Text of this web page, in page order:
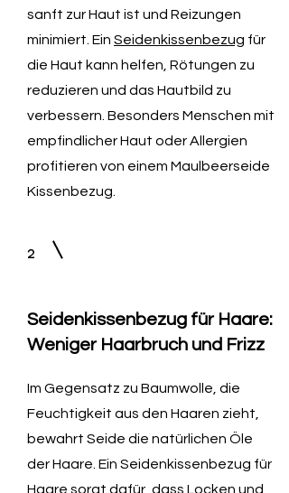
sanft zur Haut ist und Reizungen
minimiert. Ein Seidenkissenbezug für
die Haut kann helfen, Rötungen zu
reduzieren und das Hautbild zu
verbessern. Besonders Menschen mit
empfindlicher Haut oder Allergien
profitieren von einem Maulbeerseide
Kissenbezug.
2
Seidenkissenbezug für Haare:
Weniger Haarbruch und Frizz
Im Gegensatz zu Baumwolle, die
Feuchtigkeit aus den Haaren zieht,
bewahrt Seide die natürlichen Öle
der Haare. Ein Seidenkissenbezug für
Haare sorgt dafür, dass Locken und